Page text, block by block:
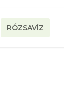
RÓZSAVÍZ